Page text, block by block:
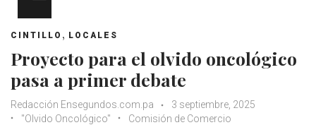
CINTILLO , LOCALES
Proyecto para el olvido oncológico
pasa a primer debate
Redacción Ensegundos.com.pa
3 septiembre, 2025
"Olvido Oncológico"
Comisión de Comercio